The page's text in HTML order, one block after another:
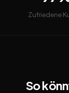
Zufriedene
So